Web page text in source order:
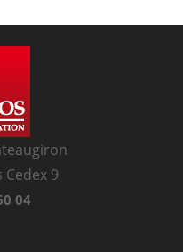
Cedex 9
04